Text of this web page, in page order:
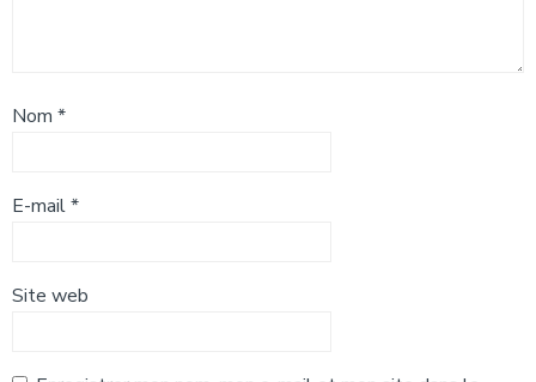
Nom *
E-mail*
Site web